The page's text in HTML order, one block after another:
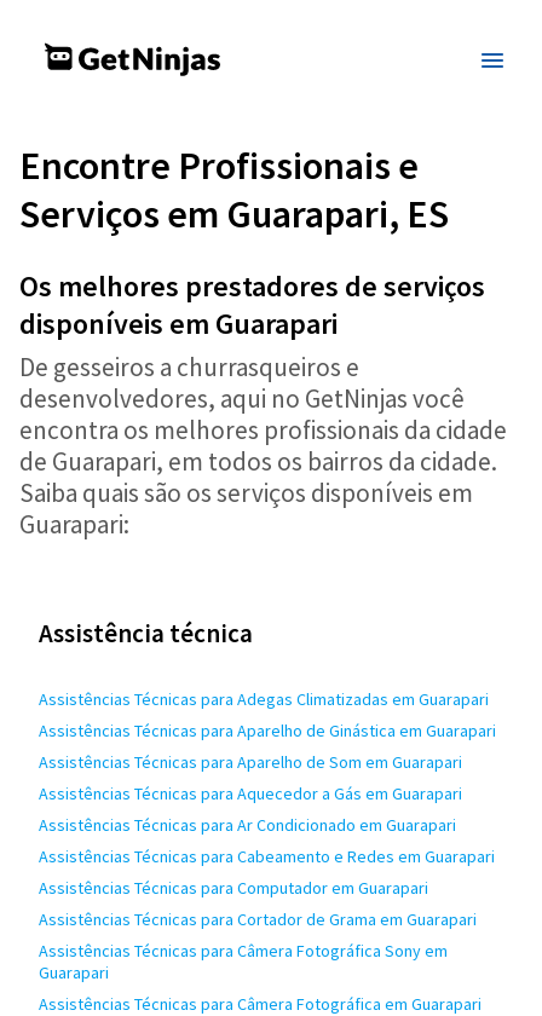
Encontre Profissionais e
Serviços em Guarapari, ES
Os melhores prestadores de serviços
disponíveis em Guarapari
De gesseiros a churrasqueiros e
desenvolvedores, aqui no GetNinjas você
encontra os melhores profissionais da cidade
de Guarapari, em todos os bairros da cidade.
Saiba quais são os serviços disponíveis em
Guarapari:
Assistência técnica
Assistências Técnicas para Adegas Climatizadas em Guarapari
Assistências Técnicas para Aparelho de Ginástica em Guarapari
Assistências Técnicas para Aparelho de Som em Guarapari
Assistências Técnicas para Aquecedor a Gás em Guarapari
Assistências Técnicas para Ar Condicionado em Guarapari
Assistências Técnicas para Cabeamento e Redes em Guarapari
Assistências Técnicas para Computador em Guarapari
Assistências Técnicas para Cortador de Grama em Guarapari
Assistências Técnicas para Câmera Fotográfica Sony em
Guarapari
Assistências Técnicas para Câmera Fotográfica em Guarapari